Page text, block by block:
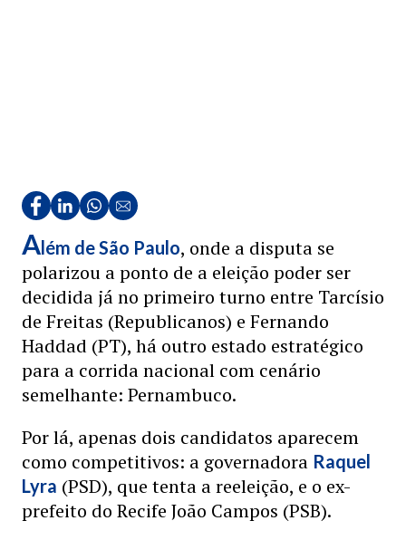
Além de São Paulo, onde a disputa se
polarizou a ponto de a eleição poder ser
decidida já no primeiro turno entre Tarcísio
de Freitas (Republicanos) e Fernando
Haddad (PT), há outro estado estratégico
para a corrida nacional com cenário
semelhante: Pernambuco.
Por lá, apenas dois candidatos aparecem
como competitivos: a governadora Raquel
Lyra (PSD), que tenta a reeleição, e o ex-
prefeito do Recife João Campos (PSB).